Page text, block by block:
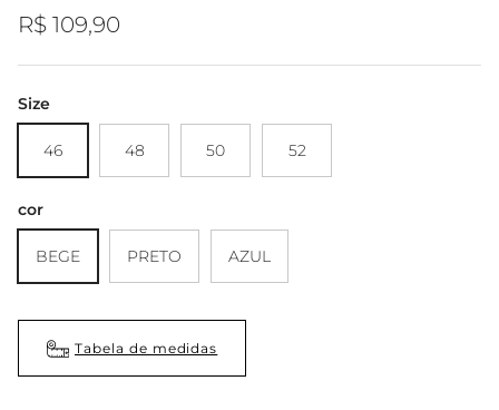
Preço regular
R$ 109,90
Size
46 48 50 52
cor
BEGE PRETO AZUL
Tabela de medidas